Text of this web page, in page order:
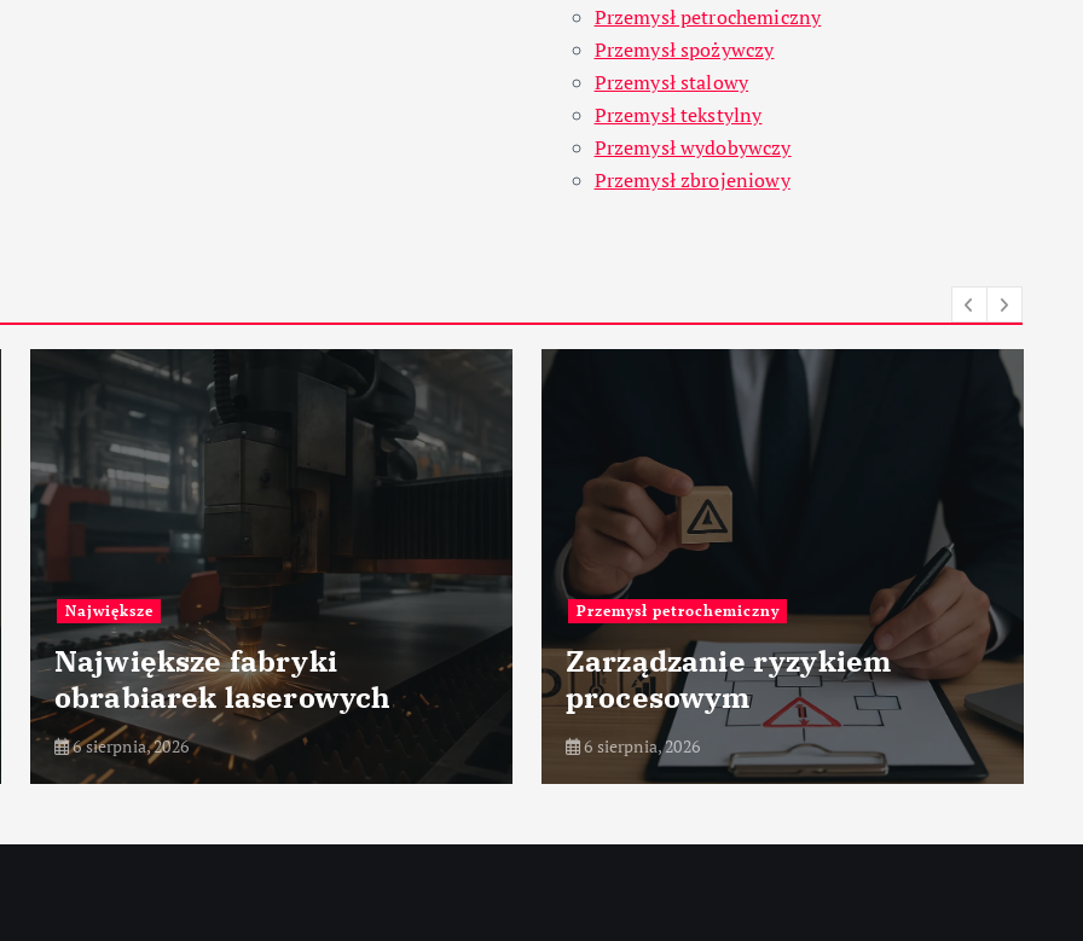
Przemysł petrochemiczny
Przemysł spożywczy
Przemysł stalowy
Przemysł tekstylny
Przemysł wydobywczy
Przemysł zbrojeniowy
Przemysł petrochemiczny
Zarządzanie ryzykiem
procesowym
6 sierpnia, 2026
Fabryki na świecie
Leonardo Aircraft Factory –
Venegono – Włochy
6 sierpnia, 2026